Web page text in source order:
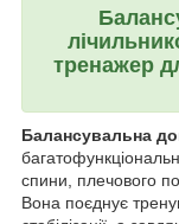
тренажер
Балансувальна
спини, плечового
Вона поєднує